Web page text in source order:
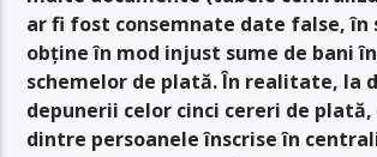
ar fi fost consemnate date false, în
obține în mod injust sume de bani
schemelor de plată. În realitate, la
depunerii celor cinci cereri de
dintre persoanele înscrise în